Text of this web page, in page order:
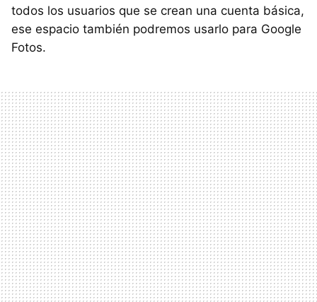
todos los usuarios que se crean una cuenta básica,
ese espacio también podremos usarlo para Google
Fotos.